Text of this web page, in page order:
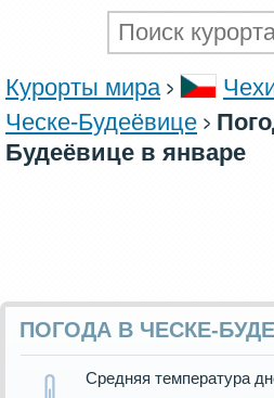
Курорты мира
Ческе-Будеёвице
Будеёвице в январе
ПОГОДА В ЧЕСКЕ-
Средняя температура